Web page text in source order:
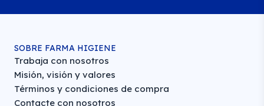
SOBRE FARMA HIGIENE
Trabaja con nosotros
Misión, visión y valores
Términos y condiciones de compra
Contacte con nosotros